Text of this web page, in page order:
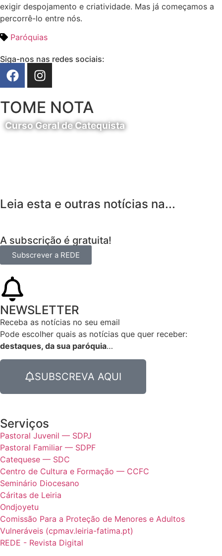
exigir despojamento e criatividade. Mas já começamos a
percorrê-lo entre nós.
Paróquias
Siga-nos nas redes sociais:
TOME NOTA
Curso Geral de Catequista
Leia esta e outras notícias na...
A subscrição é gratuita!
Subscrever a REDE
NEWSLETTER
Receba as notícias no seu email​
Pode escolher quais as notícias que quer receber:
destaques, da sua paróquia…
SUBSCREVA AQUI
Serviços
Pastoral Juvenil — SDPJ
Pastoral Familiar — SDPF
Catequese — SDC
Centro de Cultura e Formação — CCFC
Seminário Diocesano
Cáritas de Leiria
Ondjoyetu
Comissão Para a Proteção de Menores e Adultos
Vulneráveis (cpmav.leiria-fatima.pt)
REDE - Revista Digital